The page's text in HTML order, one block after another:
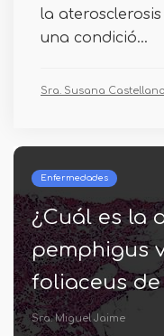
la
una condició...
Sra. Susana
Enfermedades
¿Cuál es la
pemphigus
foliaceus de
Sra. Miguel Jaime